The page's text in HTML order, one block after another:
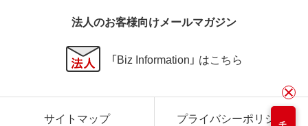
法人のお客様向けメールマガジン
「Biz Information」 はこちら
サイトマップ プライバシーポリシー